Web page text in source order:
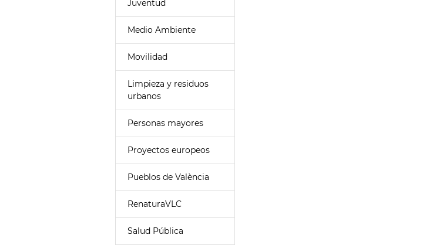
Juventud
Medio Ambiente
Movilidad
Limpieza y residuos
urbanos
Personas mayores
Proyectos europeos
Pueblos de València
RenaturaVLC
Salud Pública